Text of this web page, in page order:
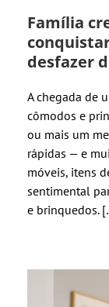
Família
desfazer
A chegada de
cômodos e
ou mais um
rápidas — e
móveis, itens
sentimental
e brinquedos.